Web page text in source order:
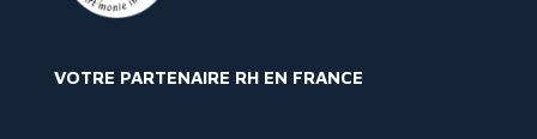
VOTRE PARTENAIRE RH EN FRANCE